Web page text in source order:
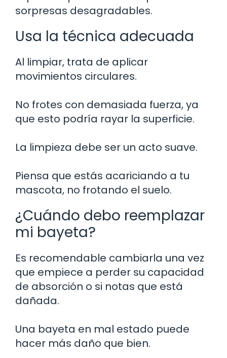
sorpresas desagradables.
Usa la técnica adecuada
Al limpiar, trata de aplicar
movimientos circulares.
No frotes con demasiada fuerza, ya
que esto podría rayar la superficie.
La limpieza debe ser un acto suave.
Piensa que estás acariciando a tu
mascota, no frotando el suelo.
¿Cuándo debo reemplazar
mi bayeta?
Es recomendable cambiarla una vez
que empiece a perder su capacidad
de absorción o si notas que está
dañada.
Una bayeta en mal estado puede
hacer más daño que bien.